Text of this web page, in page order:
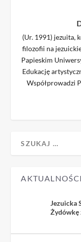
(Ur. 1991) jezuita,
filozofii na
Papieskim
Edukację
Współprowadzi
AKTUALNOŚCI
Jezuicka
Żydówkę